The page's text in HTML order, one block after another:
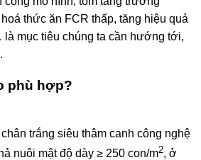
thức ăn FCR thấp, tăng hiệu quả
mục tiêu chúng ta cần hướng tới,
phù hợp?
trắng siêu thâm canh công nghệ
nuôi mật độ dày ≥ 250 con/m2, ở